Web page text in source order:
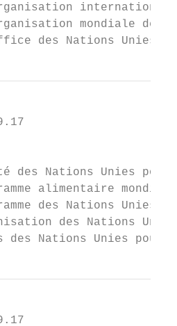
mondiale de la
des Nations Unies
des Nations Unies
alimentaire mondial
des Nations Unies
des Nations
des Nations Unies pour